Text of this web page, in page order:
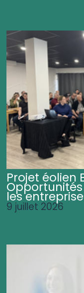
Projet éolien
les
9 juillet 2026